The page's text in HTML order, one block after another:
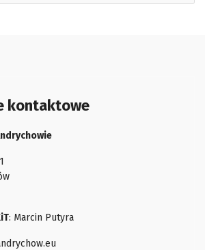
kontaktowe
: Marcin Putyra